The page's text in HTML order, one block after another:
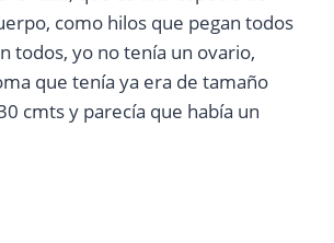
como hilos que pegan todos
todos, yo no tenía un ovario,
que tenía ya era de tamaño
cmts y parecía que había un